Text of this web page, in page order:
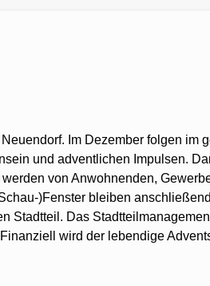
Im Dezember folgen im
und adventlichen Impulsen.
von Anwohnenden,
)Fenster bleiben
Stadtteil. Das
wird der lebendige